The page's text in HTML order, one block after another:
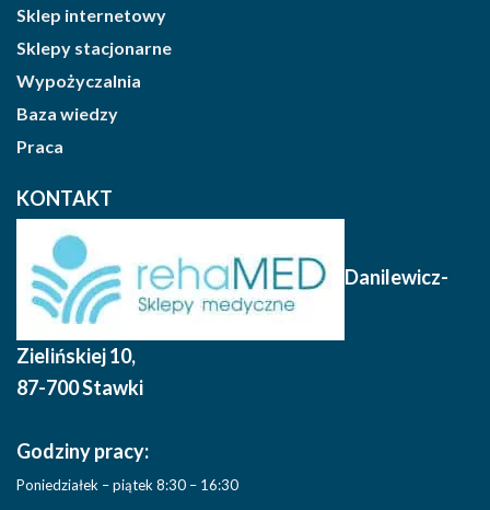
Sklep internetowy
Sklepy stacjonarne
Wypożyczalnia
Baza wiedzy
Praca
KONTAKT
Danilewicz-
Zielińskiej 10,
87-700 Stawki
Godziny pracy:
Poniedziałek – piątek 8:30 – 16:30